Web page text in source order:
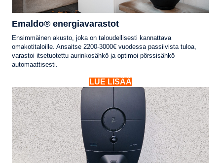
Emaldo® energiavarastot
Ensimmäinen akusto, joka on taloudellisesti kannattava
omakotitaloille. Ansaitse 2200-3000€ vuodessa passiivista tuloa,
varastoi itsetuotettu aurinkosähkö ja optimoi pörssisähkö
automaattisesti.
LUE LISÄÄ